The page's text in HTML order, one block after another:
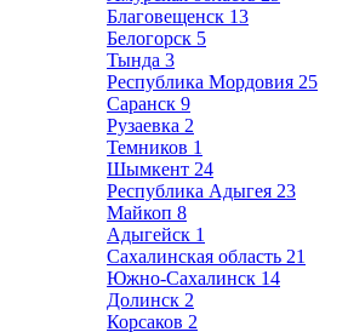
Благовещенск 13
Белогорск 5
Тында 3
Республика Мордовия 25
Саранск 9
Рузаевка 2
Темников 1
Шымкент 24
Республика Адыгея 23
Майкоп 8
Адыгейск 1
Сахалинская область 21
Южно-Сахалинск 14
Долинск 2
Корсаков 2